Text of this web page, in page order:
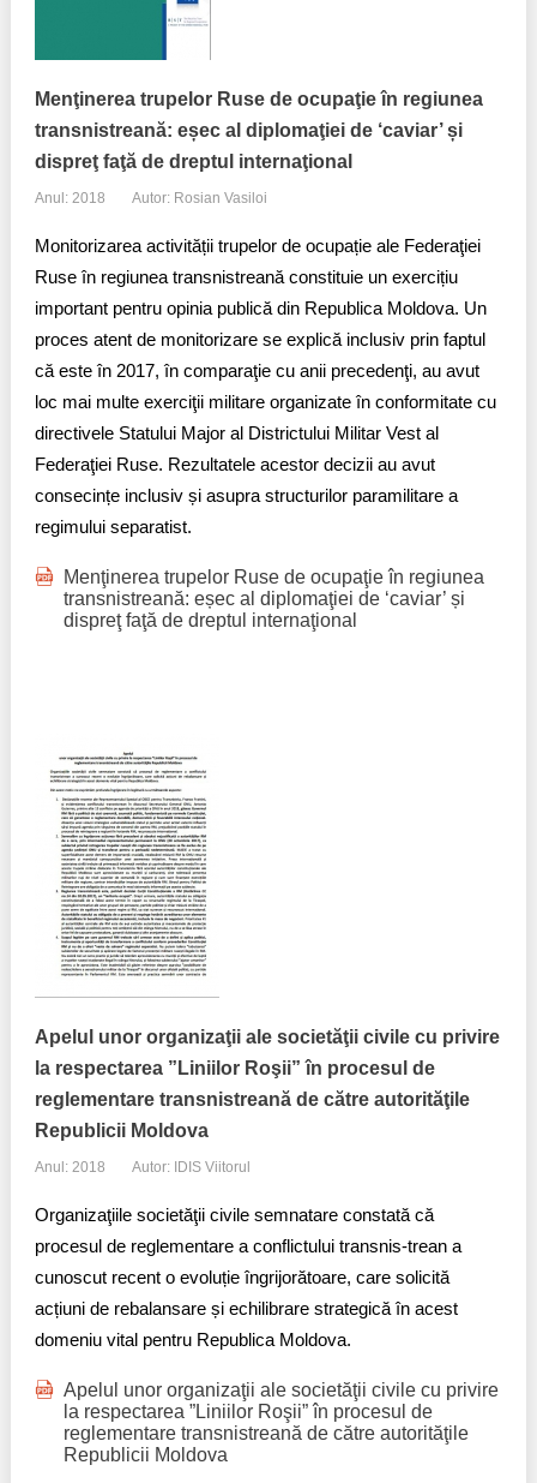
Menţinerea trupelor Ruse de ocupaţie în regiunea
transnistreană: eșec al diplomaţiei de ‘caviar’ și
dispreţ faţă de dreptul internaţional
Anul: 2018 Autor: Rosian Vasiloi
Monitorizarea activității trupelor de ocupație ale Federaţiei
Ruse în regiunea transnistreană constituie un exercițiu
important pentru opinia publică din Republica Moldova. Un
proces atent de monitorizare se explică inclusiv prin faptul
că este în 2017, în comparaţie cu anii precedenţi, au avut
loc mai multe exerciţii militare organizate în conformitate cu
directivele Statului Major al Districtului Militar Vest al
Federaţiei Ruse. Rezultatele acestor decizii au avut
consecințe inclusiv și asupra structurilor paramilitare a
regimului separatist.
Menţinerea trupelor Ruse de ocupaţie în regiunea
transnistreană: eșec al diplomaţiei de ‘caviar’ și
dispreţ faţă de dreptul internaţional
Apelul unor organizaţii ale societăţii civile cu privire
la respectarea ”Liniilor Roşii” în procesul de
reglementare transnistreană de către autorităţile
Republicii Moldova
Anul: 2018 Autor: IDIS Viitorul
Organizaţiile societăţii civile semnatare constată că
procesul de reglementare a conflictului transnis-trean a
cunoscut recent o evoluție îngrijorătoare, care solicită
acțiuni de rebalansare și echilibrare strategică în acest
domeniu vital pentru Republica Moldova.
Apelul unor organizaţii ale societăţii civile cu privire
la respectarea ”Liniilor Roşii” în procesul de
reglementare transnistreană de către autorităţile
Republicii Moldova